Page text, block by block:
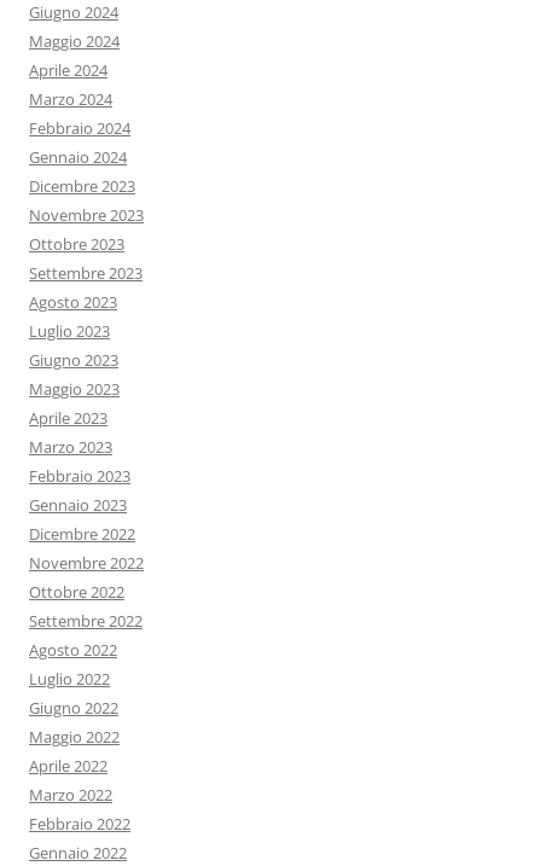
Giugno 2024
Maggio 2024
Aprile 2024
Marzo 2024
Febbraio 2024
Gennaio 2024
Dicembre 2023
Novembre 2023
Ottobre 2023
Settembre 2023
Agosto 2023
Luglio 2023
Giugno 2023
Maggio 2023
Aprile 2023
Marzo 2023
Febbraio 2023
Gennaio 2023
Dicembre 2022
Novembre 2022
Ottobre 2022
Settembre 2022
Agosto 2022
Luglio 2022
Giugno 2022
Maggio 2022
Aprile 2022
Marzo 2022
Febbraio 2022
Gennaio 2022